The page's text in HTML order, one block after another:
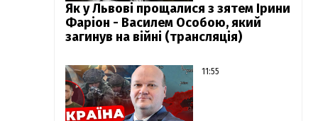
Як у Львові прощалися з зятем Ірини
Фаріон - Василем Особою, який
загинув на війні (трансляція)
11:55